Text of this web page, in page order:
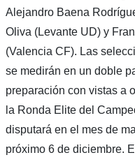
Alejandro Baena
Oliva (Levante UD) y
(Valencia CF). Las
se medirán en un doble
preparación con vistas a
la Ronda Elite del
disputará en el mes de
próximo 6 de diciembre.